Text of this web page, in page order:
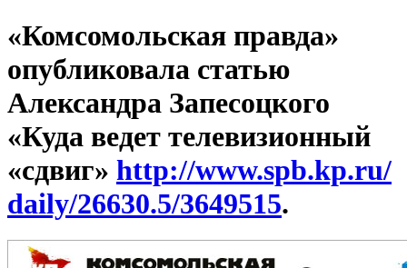
«Комсомольская правда»
опубликовала статью
Александра Запесоцкого
«Куда ведет телевизионный
«сдвиг» http://www.spb.kp.ru/
daily/26630.5/3649515.